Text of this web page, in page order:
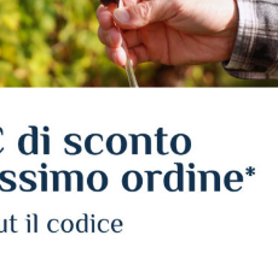
Rosa Del Golfo “rose”
Metodo Classico Cl.75
SPUMANTE,ROSÉ
Rosa Del Golfo
16,30€